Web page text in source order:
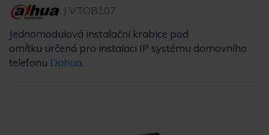
| VTOB107
Jednomodulová instalační krabice pod
omítku určená pro instalaci IP systému domovního
telefonu Dahua.